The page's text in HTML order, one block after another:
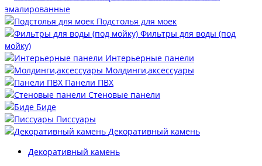
эмалированные
Подстолья для моек
Фильтры для воды (под
мойку)
Интерьерные панели
Молдинги,аксессуары
Панели ПВХ
Стеновые панели
Биде
Писсуары
Декоративный камень
Декоративный камень